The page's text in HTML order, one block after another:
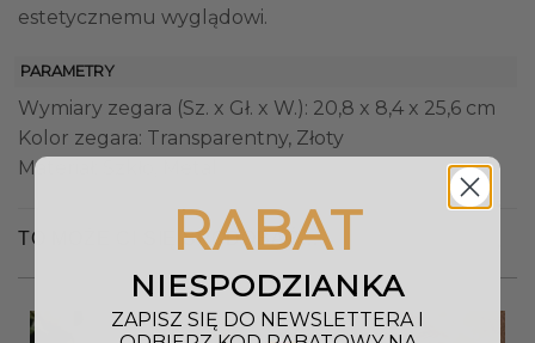
estetycznemu wyglądowi.
PARAMETRY
Wymiary zegara (Sz. x Gł. x W.): 20,8 x 8,4 x 25,6 cm
Kolor zegara: Transparentny, Złoty
Materiał: Szkło, Metal
TO MOŻE CI SIĘ SPODOBAĆ…
RABAT
NIESPODZIANKA
ZAPISZ SIĘ DO NEWSLETTERA I